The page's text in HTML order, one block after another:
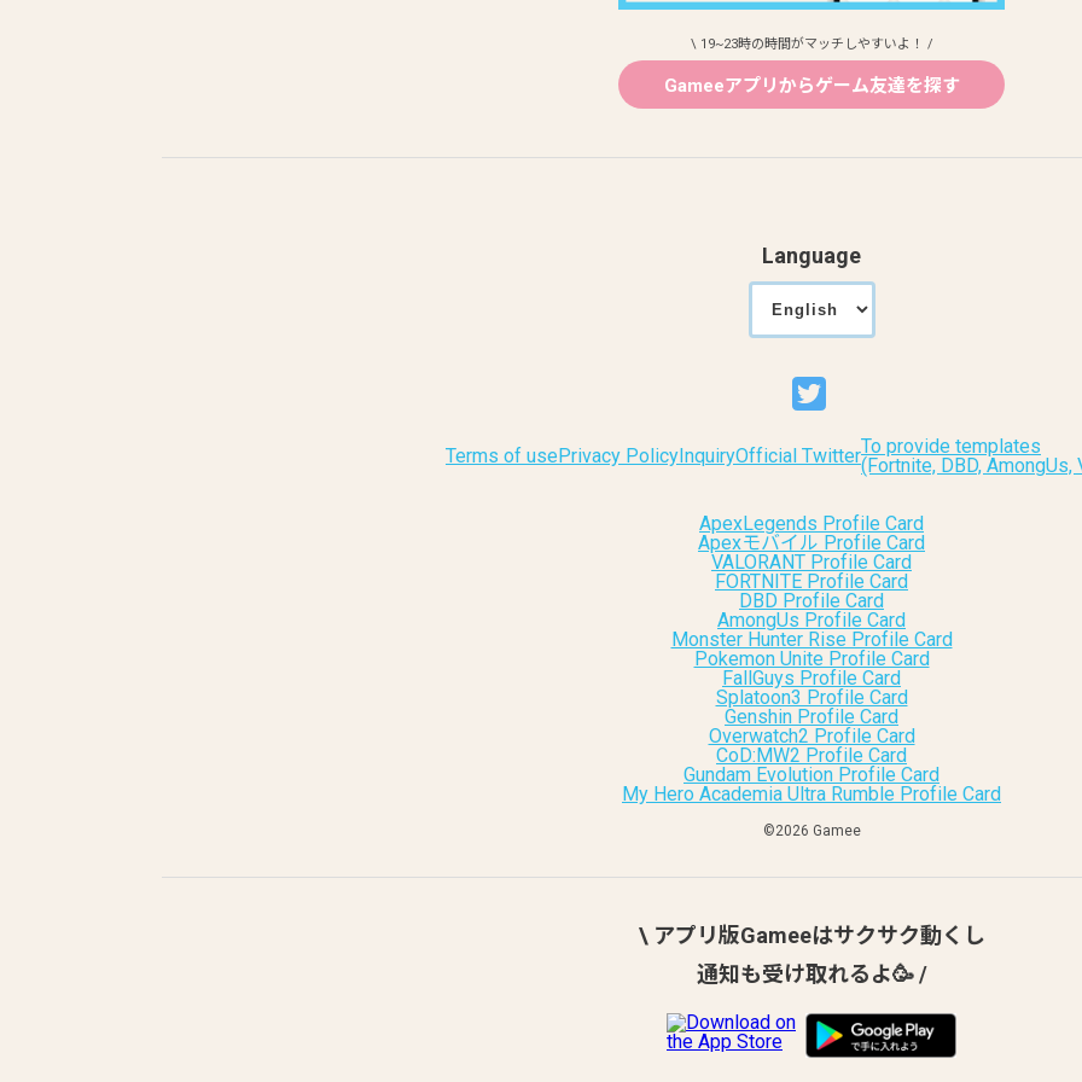
\ 19~23時の時間がマッチしやすいよ！ /
Gameeアプリからゲーム友達を探す
Language
Terms of usePrivacy Policy InquiryOfficial TwitterTo provide templates
(Fortnite, DBD, AmongUs,
ApexLegends Profile Card
Apexモバイル Profile Card
VALORANT Profile Card
FORTNITE Profile Card
DBD Profile Card
AmongUs Profile Card
Monster Hunter Rise Profile Card
Pokemon Unite Profile Card
FallGuys Profile Card
Splatoon3 Profile Card
Genshin Profile Card
Overwatch2 Profile Card
CoD:MW2 Profile Card
Gundam Evolution Profile Card
My Hero Academia Ultra Rumble Profile Card
©︎2026 Gamee
\ アプリ版Gameeはサクサク動くし
通知も受け取れるよ🥳 /